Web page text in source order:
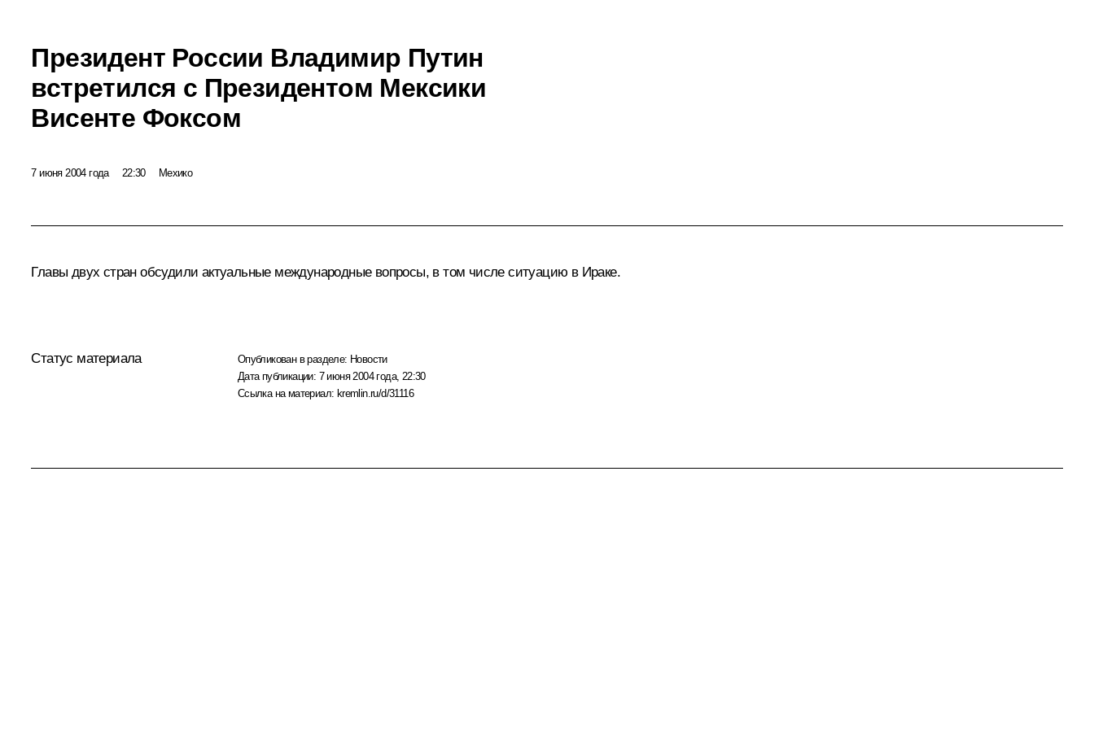
Президент России Владимир Путин
встретился с Президентом Мексики
Висенте Фоксом
7 июня 2004 года 22:30 Мехико
Главы двух стран обсудили актуальные международные вопросы, в том числе ситуацию в Ираке.
Статус материала Опубликован в разделе: Новости
Дата публикации: 7 июня 2004 года, 22:30
Ссылка на материал: kremlin.ru/d/31116